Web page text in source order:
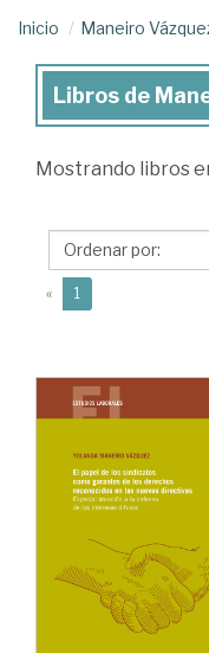
Inicio Maneiro
Libros
Maneiro
Yolanda
Libros de
Mostrando libros
« 1